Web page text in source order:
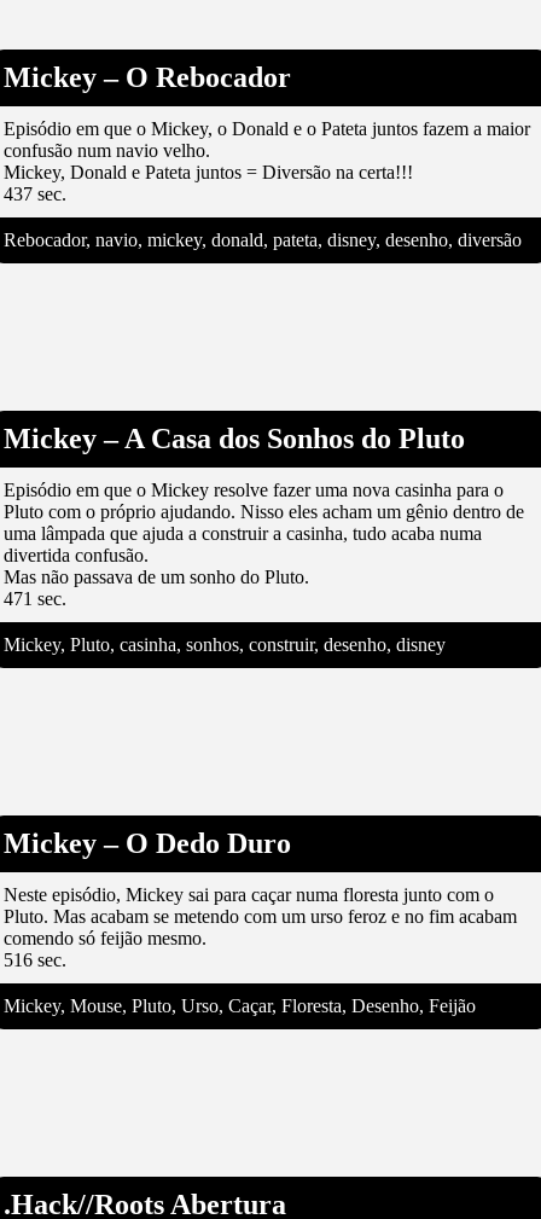
Mickey – O Rebocador
Episódio em que o Mickey, o Donald e o Pateta juntos fazem a maior
confusão num navio velho.
Mickey, Donald e Pateta juntos = Diversão na certa!!!
437 sec.
Rebocador, navio, mickey, donald, pateta, disney, desenho, diversão
Mickey – A Casa dos Sonhos do Pluto
Episódio em que o Mickey resolve fazer uma nova casinha para o
Pluto com o próprio ajudando. Nisso eles acham um gênio dentro de
uma lâmpada que ajuda a construir a casinha, tudo acaba numa
divertida confusão.
Mas não passava de um sonho do Pluto.
471 sec.
Mickey, Pluto, casinha, sonhos, construir, desenho, disney
Mickey – O Dedo Duro
Neste episódio, Mickey sai para caçar numa floresta junto com o
Pluto. Mas acabam se metendo com um urso feroz e no fim acabam
comendo só feijão mesmo.
516 sec.
Mickey, Mouse, Pluto, Urso, Caçar, Floresta, Desenho, Feijão
.Hack//Roots Abertura